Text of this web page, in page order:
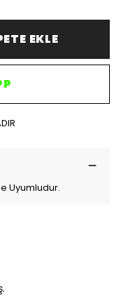
EKLE
Uyumludur.